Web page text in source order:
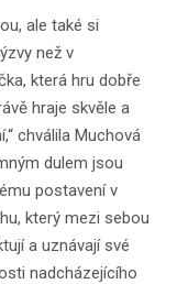
ale také si
než v
která hru dobře
hraje skvěle a
chválila Muchová
dulem jsou
postavení v
který mezi sebou
a uznávají své
nadcházejícího